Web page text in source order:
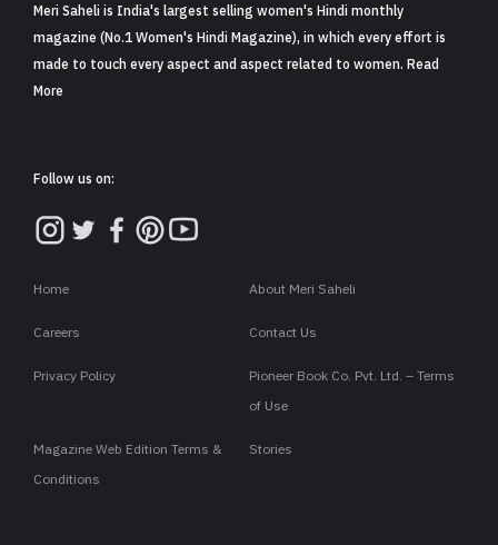
Meri Saheli is India's largest selling women's Hindi monthly
magazine (No.1 Women's Hindi Magazine), in which every effort is
made to touch every aspect and aspect related to women. Read
More
Follow us on:
Home About Meri Saheli
Careers Contact Us
Privacy Policy
Pioneer Book Co. Pvt. Ltd. – Terms
of Use
Magazine Web Edition Terms &
Conditions
Stories